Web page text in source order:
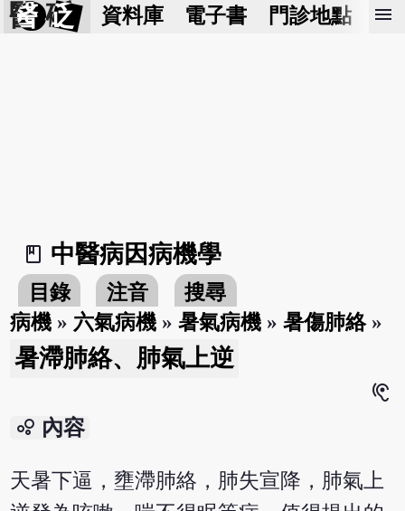
醫 砭 資料庫 電子書 門診地點 預
menu
book_2
中醫病因病機學
目錄 注音
搜尋
病機 » 六氣病機 »暑氣病機 »暑傷肺絡»
暑滯肺絡、肺氣上逆
hearing
bubble_chart 內容
天暑下逼，壅滯肺絡，肺失宣降，肺氣上